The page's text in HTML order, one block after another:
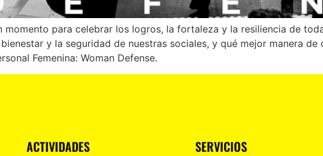
momento para celebrar los logros, la fortaleza y la resiliencia de
y la seguridad de nuestras sociales, y qué mejor manera
Femenina: Woman Defense.
ACTIVIDADES SERVICIOS